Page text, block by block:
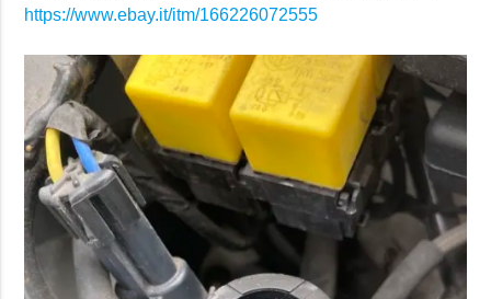
https://www.ebay.it/itm/166226072555